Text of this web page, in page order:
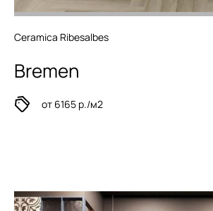
Ceramica Ribesalbes
Bremen
от 6165 р./м2